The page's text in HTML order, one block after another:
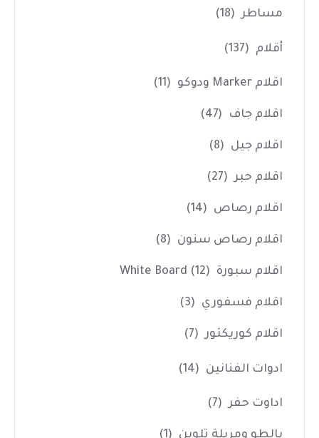
مساطر (18)
أقلام (137)
اقلام Marker ودوكو (11)
اقلام جاف (47)
اقلام جيل (8)
اقلام حبر (27)
اقلام رصاص (14)
اقلام رصاص سنون (8)
اقلام سبورة White Board (12)
اقلام فسفوري (3)
اقلام كوريكتور (7)
ادوات الفنانين (14)
اداوت حفر (7)
بالطو ومريلة تلوين (1)